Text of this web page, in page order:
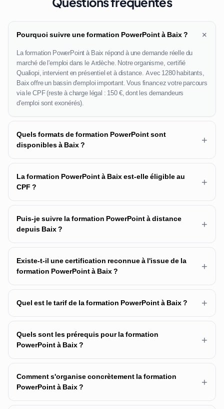
Pourquoi suivre une formation PowerPoint à Baix ? +
La formation PowerPoint à Baix répond à une demande réelle du
marché de l'emploi dans le Ardèche. Notre organisme, certifié
Qualiopi, intervient en présentiel et à distance. Avec 1280 habitants,
Baix offre un bassin d'emploi important. Vous financez votre parcours
via le CPF (reste à charge légal : 150 €, dont les demandeurs
d'emploi sont exonérés).
Quels formats de formation PowerPoint sont
disponibles à Baix ?
+
La formation PowerPoint à Baix est-elle éligible au
CPF ?
+
Puis-je suivre la formation PowerPoint à distance
depuis Baix ?
+
Existe-t-il une certification reconnue à l'issue de la
formation PowerPoint à Baix ?
+
Quel est le tarif de la formation PowerPoint à Baix ? +
Quels sont les prérequis pour la formation
PowerPoint à Baix ?
+
Comment s'organise concrètement la formation
PowerPoint à Baix ?
+